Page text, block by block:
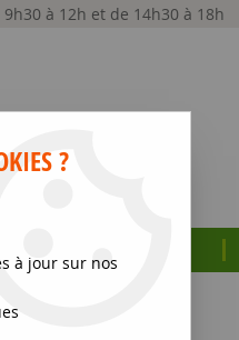
à 12h et de 14h30 à 18h
?
à jour sur nos